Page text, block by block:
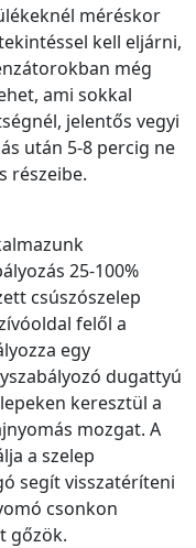
méréskor
kell eljárni,
még
ami sokkal
jelentős vegyi
után 5-8 percig ne
részeibe.
25-100%
csúszószelep
felől a
egy
dugattyú
keresztül a
mozgat. A
a szelep
segít visszatéríteni
csonkon
gőzök.